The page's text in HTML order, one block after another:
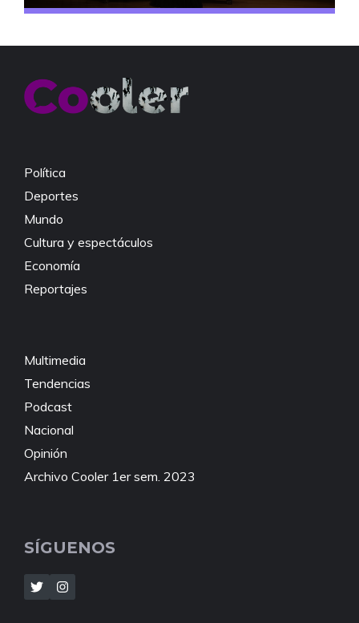
Política
Deportes
Mundo
Cultura y espectáculos
Economía
Reportajes
Multimedia
Tendencias
Podcast
Nacional
Opinión
Archivo Cooler 1er sem. 2023
SÍGUENOS